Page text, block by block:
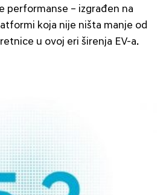
performanse – izgrađen na
koja nije ništa manje od
u ovoj eri širenja EV-a.